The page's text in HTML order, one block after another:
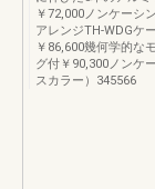
￥72,000ノンケーシ
アレンジTH-WDGケ
￥86,600幾何学的な
グ付￥90,300ノンケ
スカラー）345566